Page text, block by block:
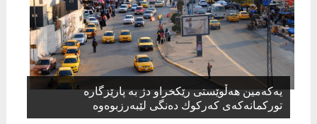
یەكەمین هەڵوێستی رێكخراو دژ بە پارێزگارە
توركمانەكەی كەركوك دەنگی لێبەرزبوەوە